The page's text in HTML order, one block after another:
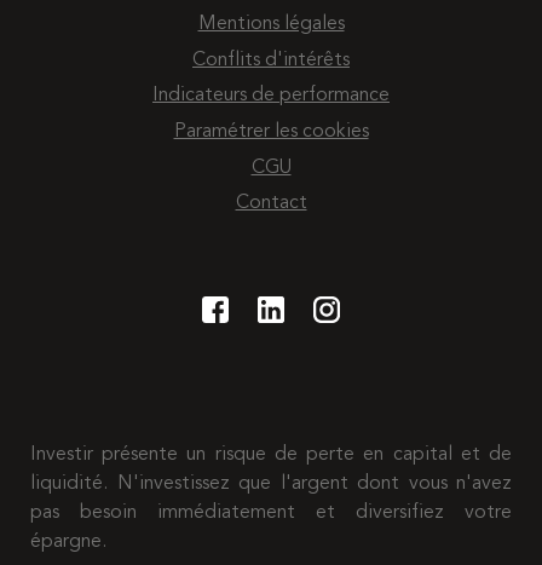
Mentions légales
Conflits d'intérêts
Indicateurs de performance
Paramétrer les cookies
CGU
Contact
Investir présente un risque de perte en capital et de
liquidité. N'investissez que l'argent dont vous n'avez
pas besoin immédiatement et diversifiez votre
épargne.